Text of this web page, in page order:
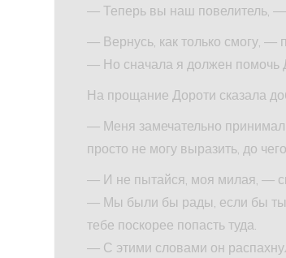
— Теперь вы наш повелитель, —
— Вернусь, как только смогу, —
— Но сначала я должен помочь
На прощание Дороти сказала
— Меня замечательно
просто не могу выразить, до
— И не пытайся, моя милая, —
— Мы были бы рады, если бы ты
тебе поскорее попасть туда.
— С этими словами он